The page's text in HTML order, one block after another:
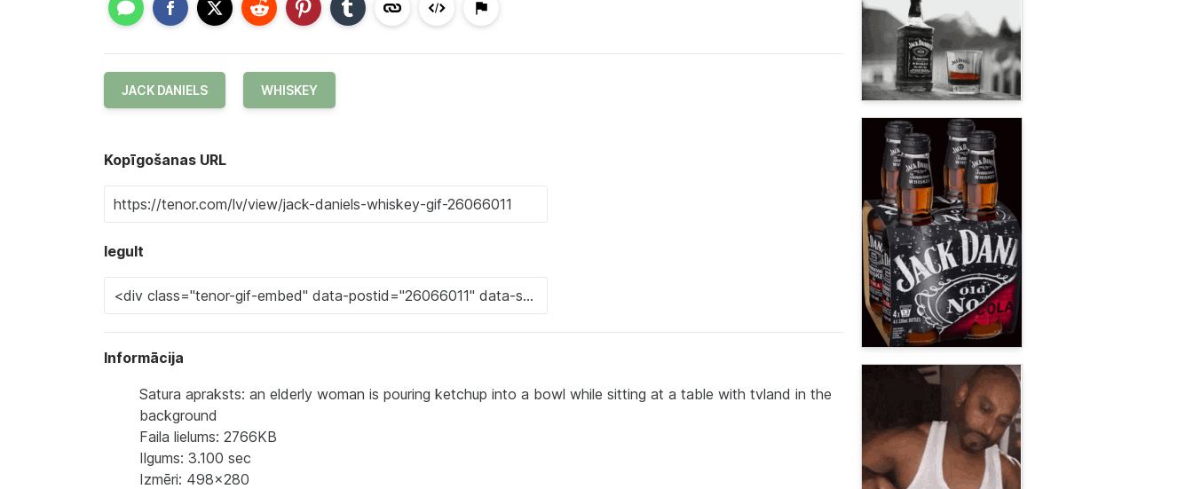
JACK DANIELS WHISKEY
Kopīgošanas URL
Iegult
Informācija
Satura apraksts: an elderly woman is pouring ketchup into a bowl while sitting at a table with tvland in the
background
Faila lielums: 2766KB
Ilgums: 3.100 sec
Izmēri: 498x280